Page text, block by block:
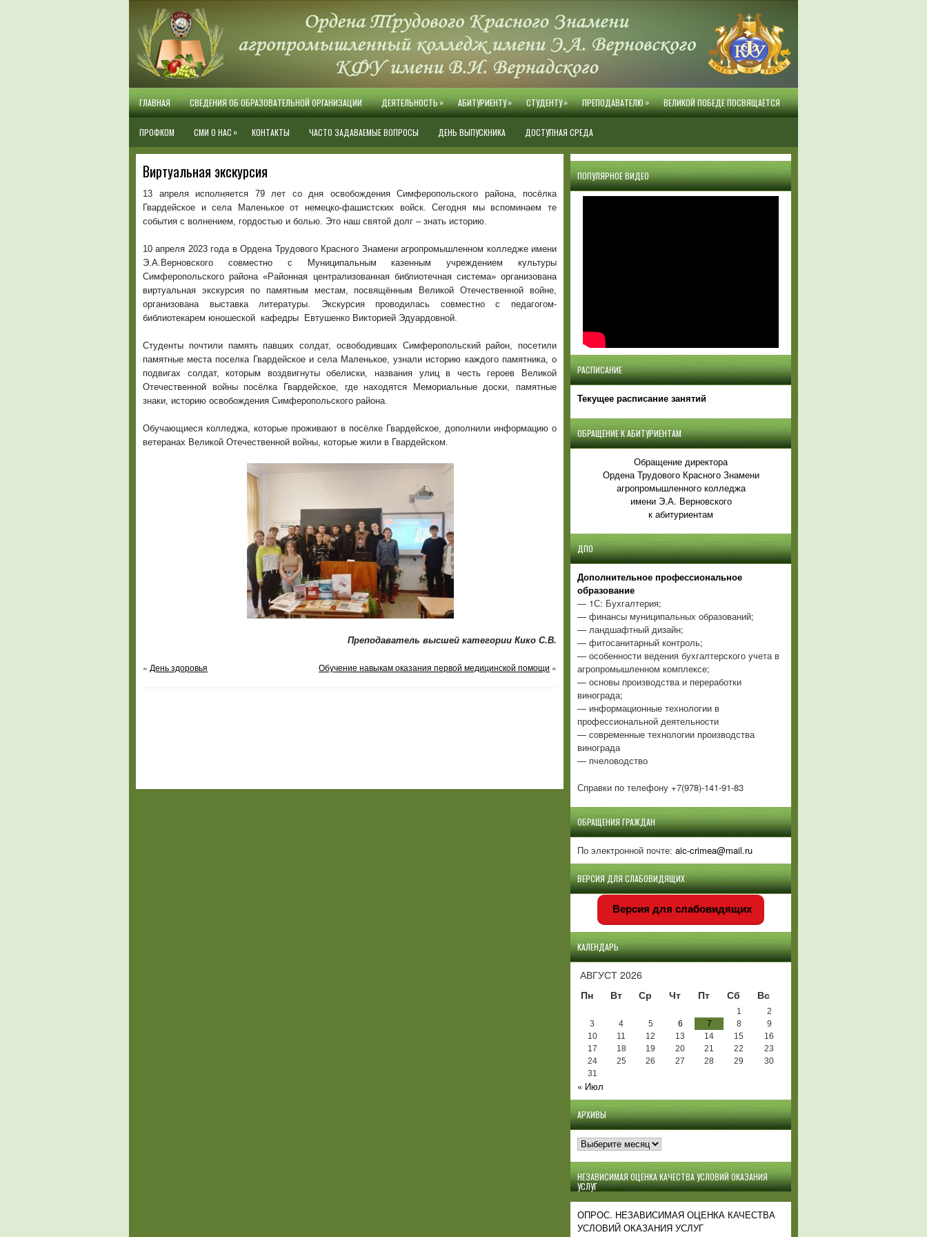
ГЛАВНАЯ СВЕДЕНИЯ ОБ ОБРАЗОВАТЕЛЬНОЙ ОРГАНИЗАЦИИ ДЕЯТЕЛЬНОСТЬ» АБИТУРИЕНТУ» СТУДЕНТУ» ПРЕПОДАВАТЕЛЮ» ВЕЛИКОЙ ПОБЕДЕ ПОСВЯЩАЕТСЯ
ПРОФКОМ СМИ О НАС » КОНТАКТЫ ЧАСТО ЗАДАВАЕМЫЕ ВОПРОСЫ ДЕНЬ ВЫПУСКНИКА ДОСТУПНАЯ СРЕДА
Виртуальная экскурсия
13 апреля исполняется 79 лет со дня освобождения Симферопольского района, посёлка
Гвардейское и села Маленькое от немецко-фашистских войск. Сегодня мы вспоминаем те
события с волнением, гордостью и болью. Это наш святой долг – знать историю.
10 апреля 2023 года в Ордена Трудового Красного Знамени агропромышленном колледже имени
Э.А.Верновского совместно с Муниципальным казенным учреждением культуры
Симферопольского района «Районная централизованная библиотечная система» организована
виртуальная экскурсия по памятным местам, посвящённым Великой Отечественной войне,
организована выставка литературы. Экскурсия проводилась совместно с педагогом-
библиотекарем юношеской кафедры Евтушенко Викторией Эдуардовной.
Студенты почтили память павших солдат, освободивших Симферопольский район, посетили
памятные места поселка Гвардейское и села Маленькое, узнали историю каждого памятника, о
подвигах солдат, которым воздвигнуты обелиски, названия улиц в честь героев Великой
Отечественной войны посёлка Гвардейское, где находятся Мемориальные доски, памятные
знаки, историю освобождения Симферопольского района.
Обучающиеся колледжа, которые проживают в посёлке Гвардейское, дополнили информацию о
ветеранах Великой Отечественной войны, которые жили в Гвардейском.
Преподаватель высшей категории Кико С.В.
« День здоровья Обучение навыкам оказания первой медицинской помощи »
ПОПУЛЯРНОЕ ВИДЕО
РАСПИСАНИЕ
Текущее расписание занятий
ОБРАЩЕНИЕ К АБИТУРИЕНТАМ
Обращение директора
Ордена Трудового Красного Знамени
агропромышленного колледжа
имени Э.А. Верновского
к абитуриентам
ДПО
Дополнительное профессиональное
образование
— 1С: Бухгалтерия;
— финансы муниципальных образований;
— ландшафтный дизайн;
— фитосанитарный контроль;
— особенности ведения бухгалтерского учета в
агропромышленном комплексе;
— основы производства и переработки
винограда;
— информационные технологии в
профессиональной деятельности
— современные технологии производства
винограда
— пчеловодство
Справки по телефону +7(978)-141-91-83
ОБРАЩЕНИЯ ГРАЖДАН
По электронной почте: aic-crimea@mail.ru
ВЕРСИЯ ДЛЯ СЛАБОВИДЯЩИХ
Версия для слабовидящих
КАЛЕНДАРЬ
АВГУСТ 2026
Пн
Вт Ср Чт Пт Сб Вс
1
2
3
4 5 6 7 8
9
10
11 12 13 14 15
16
17
18 19 20 21 22
23
24
25 26 27 28 29
30
31
« Июл
АРХИВЫ
Архивы
НЕЗАВИСИМАЯ ОЦЕНКА КАЧЕСТВА УСЛОВИЙ ОКАЗАНИЯ
УСЛУГ
ОПРОС. НЕЗАВИСИМАЯ ОЦЕНКА КАЧЕСТВА
УСЛОВИЙ ОКАЗАНИЯ УСЛУГ